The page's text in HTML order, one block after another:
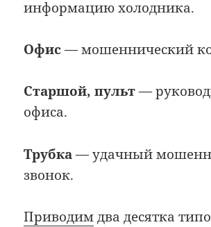
информацию холодника.
Офис— мошеннический
Старшой, пульт—
офиса.
Трубка— удачный
звонок.
Приводимдва десятка